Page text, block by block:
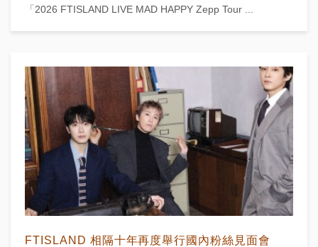
「2026 FTISLAND LIVE MAD HAPPY Zepp Tour ...
FTISLAND 相隔十年再度舉行國內粉絲見面會